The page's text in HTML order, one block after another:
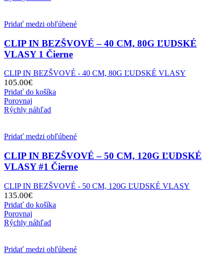
Pridať medzi obľúbené
CLIP IN BEZŠVOVÉ – 40 CM, 80G ĽUDSKÉ
VLASY 1 Čierne
CLIP IN BEZŠVOVÉ - 40 CM, 80G ĽUDSKÉ VLASY
105.00€
Pridať do košíka
Porovnaj
Rýchly náhľad
Pridať medzi obľúbené
CLIP IN BEZŠVOVÉ – 50 CM, 120G ĽUDSKÉ
VLASY #1 Čierne
CLIP IN BEZŠVOVÉ - 50 CM, 120G ĽUDSKÉ VLASY
135.00€
Pridať do košíka
Porovnaj
Rýchly náhľad
Pridať medzi obľúbené